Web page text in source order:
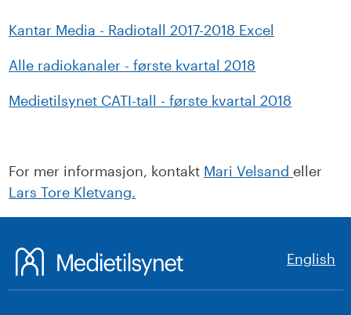
Kantar Media - Radiotall 2017-2018 Excel
Alle radiokanaler - første kvartal 2018
Medietilsynet CATI-tall - første kvartal 2018
For mer informasjon, kontakt Mari Velsandeller
Lars Tore Kletvang.
English